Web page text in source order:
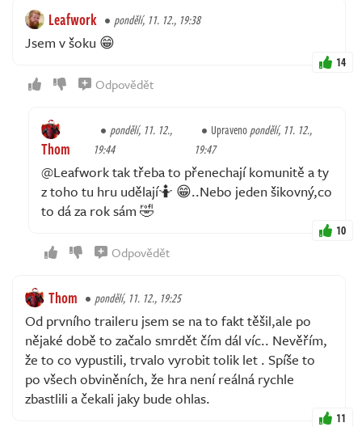
Leafwork pondělí, 11. 12., 19:38
Jsem v šoku 😁
14
Odpovědět
Thom
pondělí, 11. 12.,
19:44
Upravenopondělí, 11. 12.,
19:47
@Leafwork tak třeba to přenechají komunitě a ty
z toho tu hru udělají🤷 😁..Nebo jeden šikovný,co
to dá za rok sám 🤣
10
Odpovědět
Thom pondělí, 11. 12., 19:25
Od prvního traileru jsem se na to fakt těšil,ale po
nějaké době to začalo smrdět čím dál víc.. Nevěřím,
že to co vypustili, trvalo vyrobit tolik let . Spíše to
po všech obviněních, že hra není reálná rychle
zbastlili a čekali jaky bude ohlas.
11